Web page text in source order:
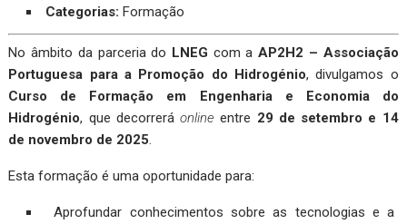
Categorias: Formação
No âmbito da parceria do LNEG com aAP2H2 – Associação
Portuguesa para a Promoção do Hidrogénio, divulgamos o
Curso de Formação em Engenharia e Economia do
Hidrogénio, que decorreráonline entre 29 de setembro e 14
de novembro de 2025.
Esta formação é uma oportunidade para:
Aprofundar conhecimentos sobre as tecnologias e a